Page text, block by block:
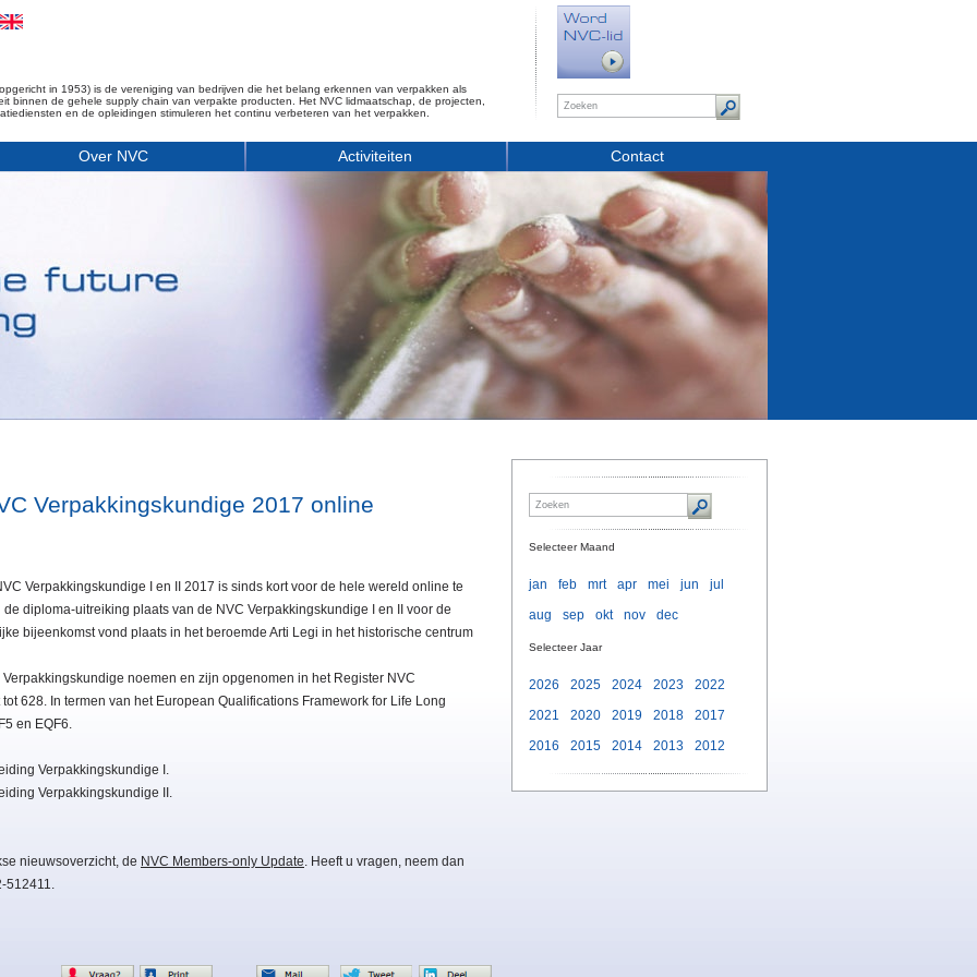
in 1953) is de vereniging van bedrijven die het belang erkennen van verpakken als
binnen de gehele supply chain van verpakte producten. Het NVC lidmaatschap, de projecten,
en de opleidingen stimuleren het continu verbeteren van het verpakken.
Over NVC Activiteiten Contact
Verpakkingskundige 2017 online
Verpakkingskundige I en II 2017 is sinds kort voor de hele wereld online te
diploma-uitreiking plaats van de NVC Verpakkingskundige I en II voor de
bijeenkomst vond plaats in het beroemde Arti Legi in het historische centrum
noemen en zijn opgenomen in het Register NVC
628. In termen van het European Qualifications Framework for Life Long
en EQF6.
Verpakkingskundige I.
Verpakkingskundige II.
nieuwsoverzicht, de NVC Members-only Update. Heeft u vragen, neem dan
512411.
Selecteer Maand
jan feb mrt apr mei jun
jul
aug
sep okt nov dec
Selecteer Jaar
2026 2025 2024 2023
2022
2021
2020 2019 2018
2017
2016
2015 2014 2013 2012